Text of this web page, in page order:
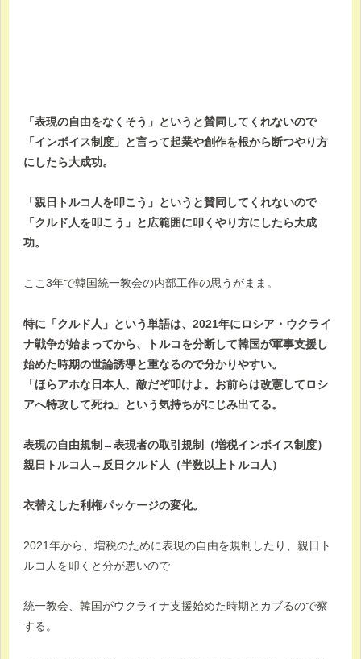
「表現の自由をなくそう」というと賛同してくれないので
「インボイス制度」と言って起業や創作を根から断つやり方
にしたら大成功。
「親日トルコ人を叩こう」というと賛同してくれないので
「クルド人を叩こう」と広範囲に叩くやり方にしたら大成
功。
ここ3年で韓国統一教会の内部工作の思うがまま。
特に「クルド人」という単語は、2021年にロシア・ウクライ
ナ戦争が始まってから、トルコを分断して韓国が軍事支援し
始めた時期の世論誘導と重なるので分かりやすい。
「ほらアホな日本人、敵だぞ叩けよ。お前らは改憲してロシ
アへ特攻して死ね」という気持ちがにじみ出てる。
表現の自由規制→表現者の取引規制（増税インボイス制度）
親日トルコ人→反日クルド人（半数以上トルコ人）
衣替えした利権パッケージの変化。
2021年から、増税のために表現の自由を規制したり、親日ト
ルコ人を叩くと分が悪いので
統一教会、韓国がウクライナ支援始めた時期とカブるので察
する。